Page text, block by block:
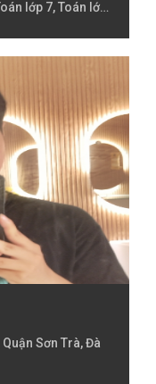
lớp 7, Toán lớp
Sơn Trà, Đà